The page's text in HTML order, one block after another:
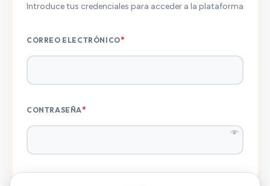
Introduce tus credenciales para acceder a la plataforma
CORREO ELECTRÓNICO*
CONTRASEÑA*